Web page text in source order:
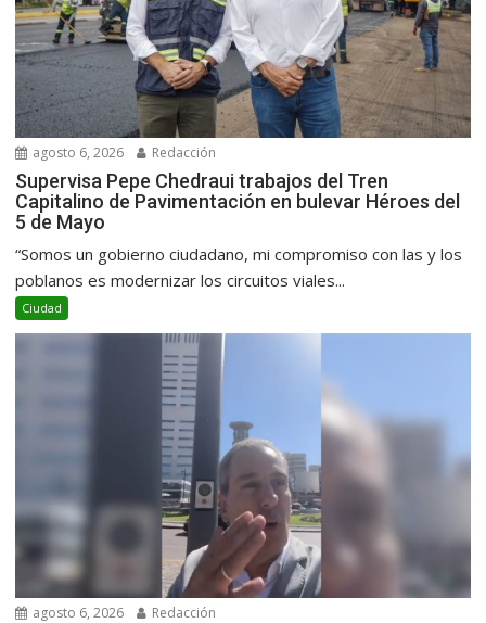
agosto 6, 2026 Redacción
Supervisa Pepe Chedraui trabajos del Tren
Capitalino de Pavimentación en bulevar Héroes del
5 de Mayo
“Somos un gobierno ciudadano, mi compromiso con las y los
poblanos es modernizar los circuitos viales...
Ciudad
agosto 6, 2026 Redacción